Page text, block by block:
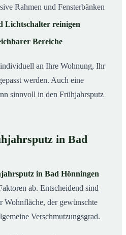
Rahmen und Fensterbänken
Lichtschalter reinigen
Bereiche
an Ihre Wohnung, Ihr
werden. Auch eine
sinnvoll in den Frühjahrsputz
in Bad
in Bad Hönningen
ab. Entscheidend sind
Wohnfläche, der gewünschte
Verschmutzungsgrad.